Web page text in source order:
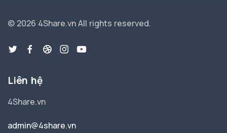
© 2026 4Share.vnAll rights reserved.
Liên hệ
4Share.vn
admin@4share.vn